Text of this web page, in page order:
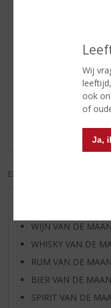
Wij
ook
of
Ja,
Reviews
Schrijf een review
Er zijn nog geen
EXCL. BTW
WIJN VAN DE
WHISKY VAN DE
RUM VAN DE
BIER VAN DE
SPIRIT VAN DE